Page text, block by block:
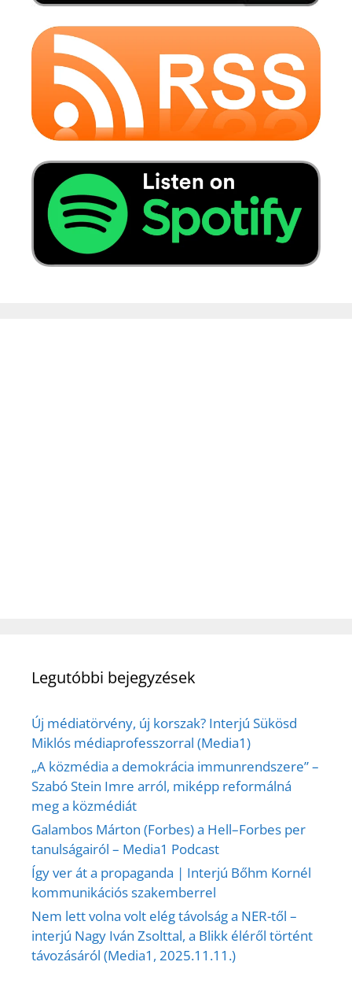
Legutóbbi bejegyzések
Új médiatörvény, új korszak? Interjú Sükösd
Miklós médiaprofesszorral (Media1)
„A közmédia a demokrácia immunrendszere” –
Szabó Stein Imre arról, miképp reformálná
meg a közmédiát
Galambos Márton (Forbes) a Hell–Forbes per
tanulságairól – Media1 Podcast
Így ver át a propaganda | Interjú Bőhm Kornél
kommunikációs szakemberrel
Nem lett volna volt elég távolság a NER-től –
interjú Nagy Iván Zsolttal, a Blikk éléről történt
távozásáról (Media1, 2025.11.11.)